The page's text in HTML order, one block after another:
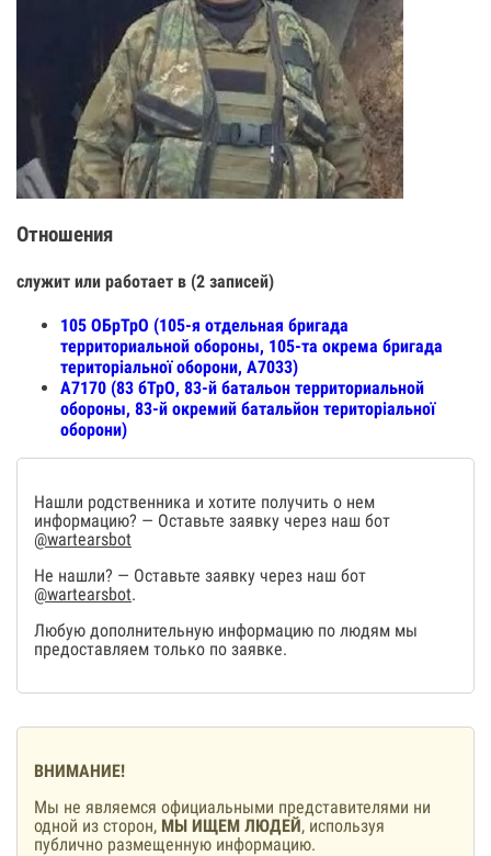
Отношения
служит или работает в (2 записей)
105 ОБрТрО (105-я отдельная бригада
территориальной обороны, 105-та окрема бригада
територіальної оборони, А7033)
А7170 (83 бТрО, 83-й батальон территориальной
обороны, 83-й окремий батальйон територіальної
оборони)
Нашли родственника и хотите получить о нем
информацию? — Оставьте заявку через наш бот
@wartearsbot
Не нашли? — Оставьте заявку через наш бот
@wartearsbot.
Любую дополнительную информацию по людям мы
предоставляем только по заявке.
ВНИМАНИЕ!
Мы не являемся официальными представителями ни
одной из сторон, МЫ ИЩЕМ ЛЮДЕЙ, используя
публично размещенную информацию.